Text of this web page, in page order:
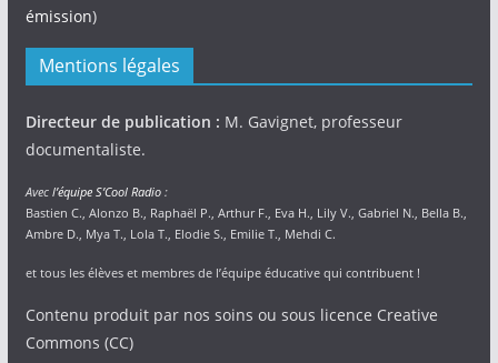
émission)
Mentions légales
Directeur de publication : M. Gavignet, professeur
documentaliste.
Avec l’équipe S’Cool Radio:
Bastien C., Alonzo B., Raphaël P., Arthur F., Eva H., Lily V., Gabriel N., Bella B.,
Ambre D., Mya T., Lola T., Elodie S., Emilie T., Mehdi C.
et tous les élèves et membres de l’équipe éducative qui contribuent !
Contenu produit par nos soins ou sous licence Creative
Commons (CC)